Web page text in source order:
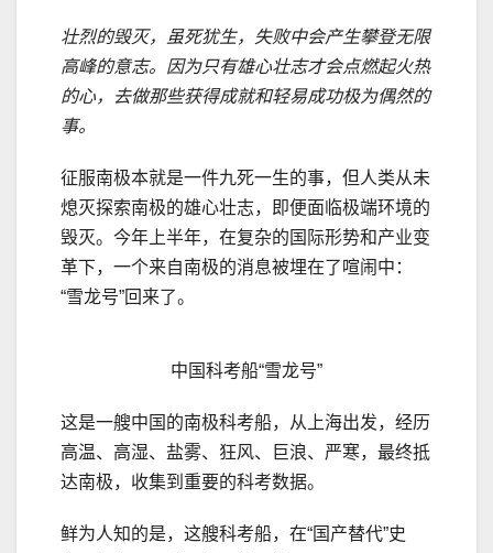
壮烈的毁灭，虽死犹生，失败中会产生攀登无限
高峰的意志。因为只有雄心壮志才会点燃起火热
的心，去做那些获得成就和轻易成功极为偶然的
事。
征服南极本就是一件九死一生的事，但人类从未
熄灭探索南极的雄心壮志，即便面临极端环境的
毁灭。今年上半年，在复杂的国际形势和产业变
革下，一个来自南极的消息被埋在了喧闹中：
“雪龙号”回来了。
中国科考船“雪龙号”
这是一艘中国的南极科考船，从上海出发，经历
高温、高湿、盐雾、狂风、巨浪、严寒，最终抵
达南极，收集到重要的科考数据。
鲜为人知的是，这艘科考船，在“国产替代”史